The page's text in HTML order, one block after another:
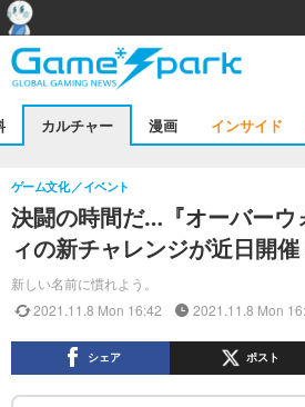
カルチャー 漫画 インサイド
決闘の時間だ…『オーバーウ
ィの新チャレンジが近日開催
新しい名前に慣れよう。
ゲーム文化 イベント
2021.11.8 Mon 16:42 2021.11.8 Mon
シェア ポスト